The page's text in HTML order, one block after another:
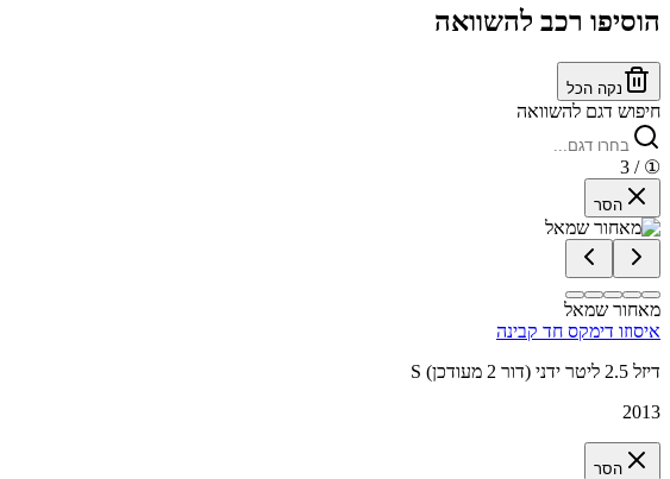
הוסיפו רכב להשוואה
נקה הכל
חיפוש דגם להשוואה
①
/ 3
הסר
מאחור שמאל
איסוזו דימקס חד קבינה
S דיזל 2.5 ליטר ידני (דור 2 מעודכן)
2013
הסר